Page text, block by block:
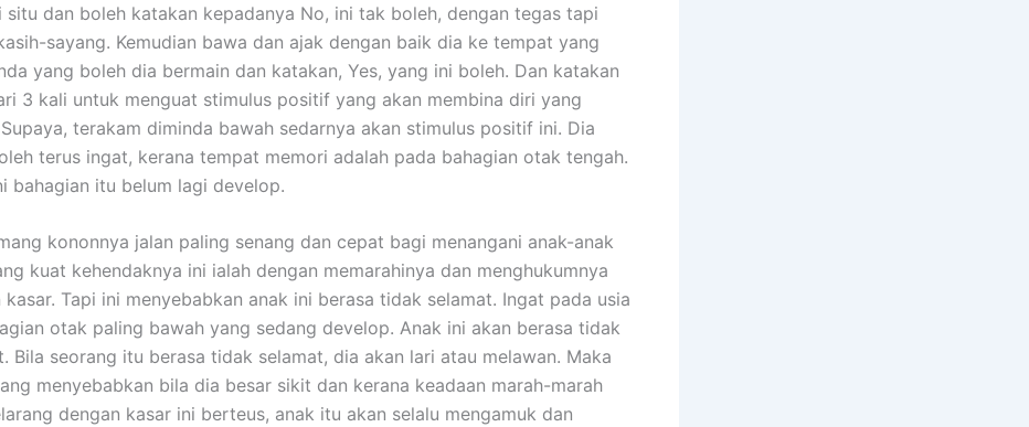
situ dan boleh katakan kepadanya No, ini tak boleh, dengan tegas tapi
sayang. Kemudian bawa dan ajak dengan baik dia ke tempat yang
yang boleh dia bermain dan katakan, Yes, yang ini boleh. Dan katakan
3 kali untuk menguat stimulus positif yang akan membina diri yang
terakam diminda bawah sedarnya akan stimulus positif ini. Dia
terus ingat, kerana tempat memori adalah pada bahagian otak tengah.
bahagian itu belum lagi develop.
kononnya jalan paling senang dan cepat bagi menangani anak-anak
kuat kehendaknya ini ialah dengan memarahinya dan menghukumnya
kasar. Tapi ini menyebabkan anak ini berasa tidak selamat. Ingat pada usia
otak paling bawah yang sedang develop. Anak ini akan berasa tidak
Bila seorang itu berasa tidak selamat, dia akan lari atau melawan. Maka
menyebabkan bila dia besar sikit dan kerana keadaan marah-marah
dengan kasar ini berteus, anak itu akan selalu mengamuk dan